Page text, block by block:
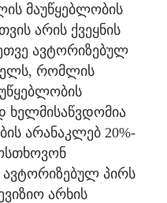
მაუწყებლობის
არის ქვეყნის
ავტორიზებულ
რომლის
ხელმისაწვდომია
არანაკლებ 20%-
ავტორიზებულ პირს
არხის